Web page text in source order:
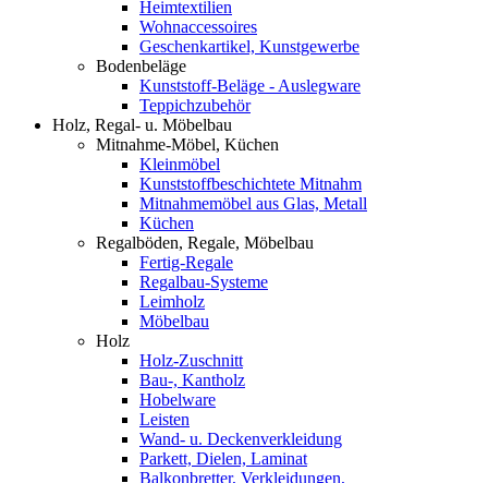
Heimtextilien
Wohnaccessoires
Geschenkartikel, Kunstgewerbe
Bodenbeläge
Kunststoff-Beläge - Auslegware
Teppichzubehör
Holz, Regal- u. Möbelbau
Mitnahme-Möbel, Küchen
Kleinmöbel
Kunststoffbeschichtete Mitnahm
Mitnahmemöbel aus Glas, Metall
Küchen
Regalböden, Regale, Möbelbau
Fertig-Regale
Regalbau-Systeme
Leimholz
Möbelbau
Holz
Holz-Zuschnitt
Bau-, Kantholz
Hobelware
Leisten
Wand- u. Deckenverkleidung
Parkett, Dielen, Laminat
Balkonbretter, Verkleidungen,